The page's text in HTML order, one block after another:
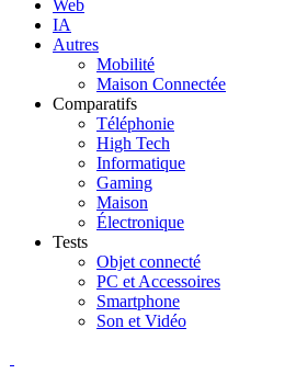
Web
IA
Autres
Mobilité
Maison Connectée
Comparatifs
Téléphonie
High Tech
Informatique
Gaming
Maison
Électronique
Tests
Objet connecté
PC et Accessoires
Smartphone
Son et Vidéo